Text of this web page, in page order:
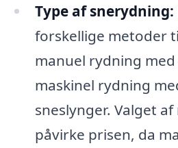
Type af snerydning:
forskellige metoder
manuel rydning
maskinel rydning
sneslynger. Valget
påvirke prisen, da